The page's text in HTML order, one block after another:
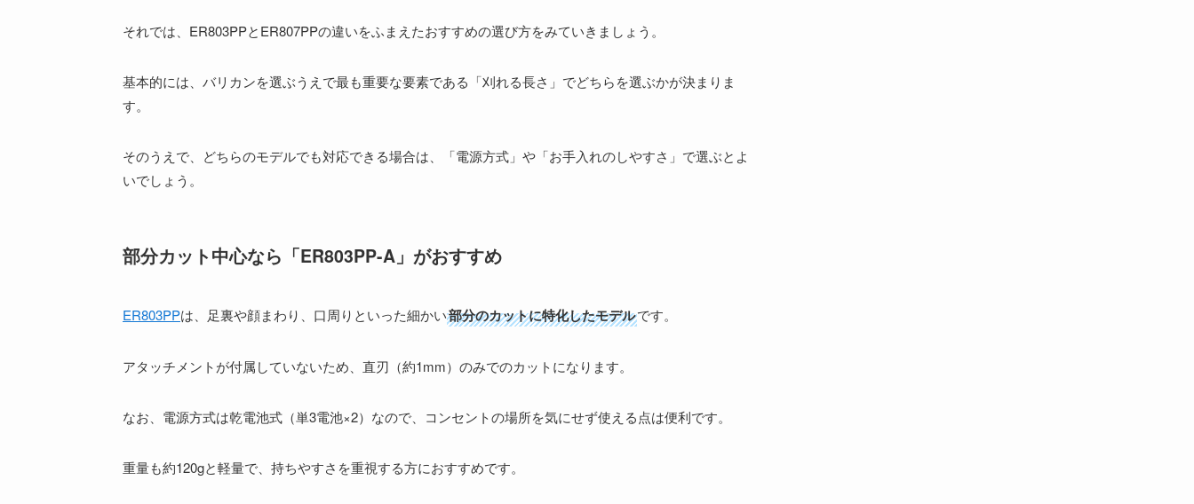
それでは、ER803PPとER807PPの違いをふまえたおすすめの選び方をみていきましょう。
基本的には、バリカンを選ぶうえで最も重要な要素である「刈れる長さ」でどちらを選ぶかが決まりま
す。
そのうえで、どちらのモデルでも対応できる場合は、「電源方式」や「お手入れのしやすさ」で選ぶとよ
いでしょう。
部分カット中心なら「ER803PP-A」がおすすめ
ER803PPは、足裏や顔まわり、口周りといった細かい部分のカットに特化したモデルです。
アタッチメントが付属していないため、直刃（約1mm）のみでのカットになります。
なお、電源方式は乾電池式（単3電池×2）なので、コンセントの場所を気にせず使える点は便利です。
重量も約120gと軽量で、持ちやすさを重視する方におすすめです。